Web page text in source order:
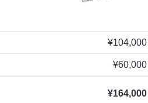
¥104,000
¥60,000
¥164,000